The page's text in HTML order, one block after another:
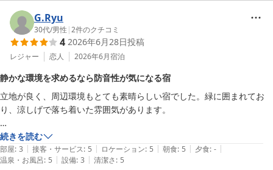
ります。
この度は誠にありがとうございました。
ホテルラフォーレ那須
ホテルラフォーレ那須
2026-07-05
白濁の硫黄泉を楽しみにお越しいただき、「温泉がとにかく良かっ
た」とのお言葉を頂戴できましたこと、大変嬉しく拝読いたしまし
た。
また、大浴場の洗い場に設置しております滑り防止用のマットにつ
でございます。ご滞在中、お二人でゆっくりと温泉をお楽しみいた
だけたご様子を嬉しく思っております。
対応につきましても温かいお言葉を頂戴し、心より感謝申し上げま
す。
G.Ryu
30代/男性 |2件のクチコミ
4 2026年6月28日投稿
レジャー 恋人 2026年6月宿泊
静かな環境を求めるなら防音性が気になる宿
立地が良く、周辺環境もとても素晴らしい宿でした。緑に囲まれてお
り、涼しげで落ち着いた雰囲気があります。
サービスや温泉も満足できる内容でしたが、唯一気になった点は、客室
の防音性と振動の伝わりやすさです。
週末だったこともあり、隣室のお子様が動くたびにこちらのベッドまで
続きを読む
部屋: 3 | 接客・サービス: 5 | ロケーション: 5 | 朝食: 5 | 夕食: - |
温泉・お風呂: 5 | 設備: 3 | 清潔さ: 5